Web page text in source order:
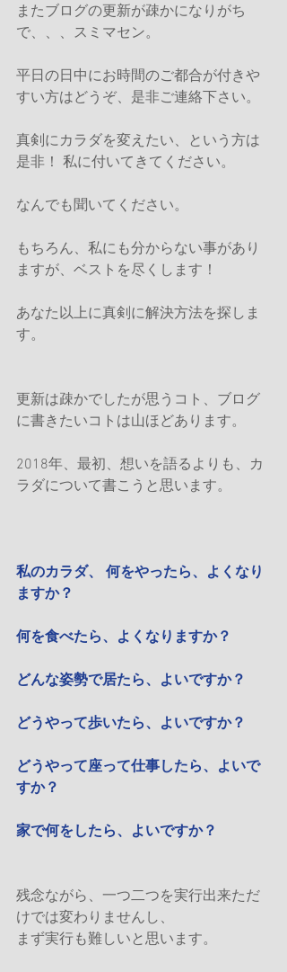
またブログの更新が疎かになりがち
で、、、スミマセン。
平日の日中にお時間のご都合が付きや
すい方はどうぞ、是非ご連絡下さい。
真剣にカラダを変えたい、という方は
是非！ 私に付いてきてください。
なんでも聞いてください。
もちろん、私にも分からない事があり
ますが、ベストを尽くします！
あなた以上に真剣に解決方法を探しま
す。
更新は疎かでしたが思うコト、ブログ
に書きたいコトは山ほどあります。
2018年、最初、想いを語るよりも、カ
ラダについて書こうと思います。
私のカラダ、 何をやったら、よくなり
ますか？
何を食べたら、よくなりますか？
どんな姿勢で居たら、よいですか？
どうやって歩いたら、よいですか？
どうやって座って仕事したら、よいで
すか？
家で何をしたら、よいですか？
残念ながら、一つ二つを実行出来ただ
けでは変わりませんし、
まず実行も難しいと思います。